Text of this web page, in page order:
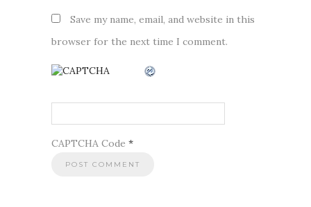
Save my name, email, and website in this
browser for the next time I comment.
CAPTCHA Code *